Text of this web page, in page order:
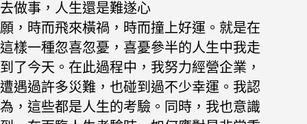
去做事，人生還是難遂心
願，時而飛來橫禍，時而撞上好運。 就是在
這樣一種忽喜忽憂，喜憂參半的人生中我走
到了今天。在此過程中，我努力經營企業，
遭遇過許多災難，也碰到過不少幸運。我認
為，這些都是人生的考驗。同時，我也意識